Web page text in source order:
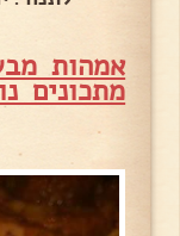
אמהות
מתכונים